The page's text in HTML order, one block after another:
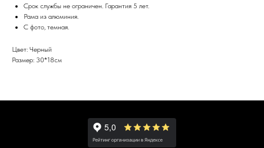
Срок службы не ограничен. Гарантия 5 лет.
Рама из алюминия.
С фото, темная.
Цвет: Черный
Размер: 30*18см